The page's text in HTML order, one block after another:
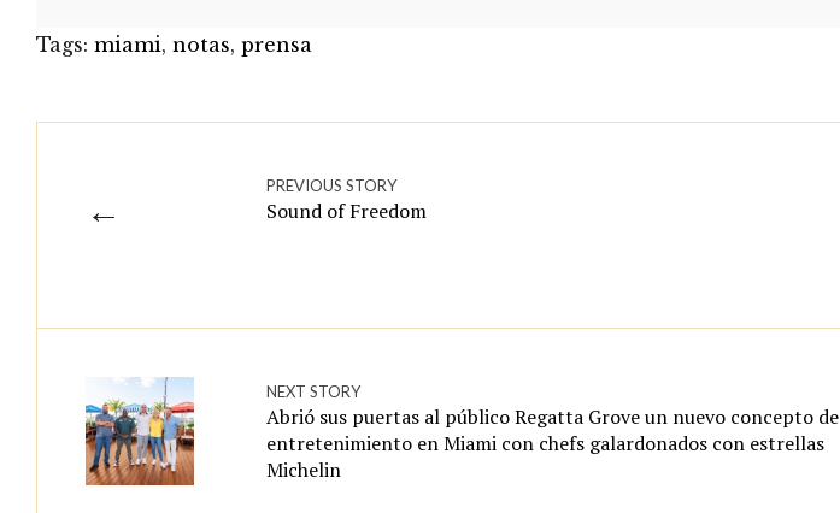
Tags: miami, notas, prensa
←
PREVIOUS STORY
Sound of Freedom
NEXT STORY
Abrió sus puertas al público Regatta Grove un nuevo concepto de
entretenimiento en Miami con chefs galardonados con estrellas
Michelin